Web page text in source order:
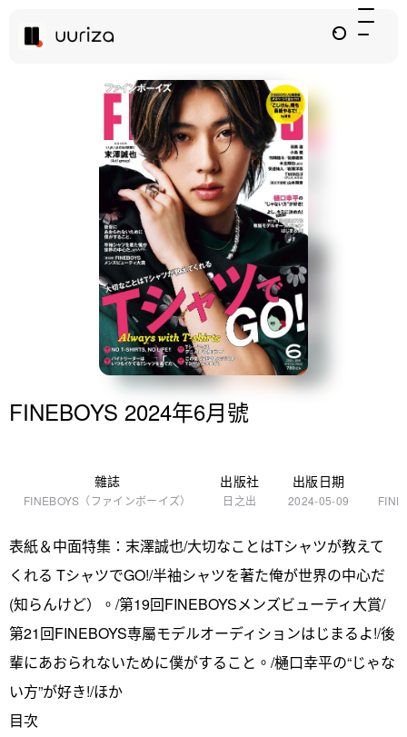
FINEBOYS 2024年6月號
雜誌
FINEBOYS（ファインボーイズ）
出版社
日之出
出版日期
2024-05-09
表紙＆中面特集：末澤誠也/大切なことはTシャツが教えて
くれる TシャツでGO!/半袖シャツを著た俺が世界の中心だ
(知らんけど）。/第19回FINEBOYSメンズビューティ大賞/
第21回FINEBOYS専屬モデルオーディションはじまるよ!/後
輩にあおられないために僕がすること。/樋口幸平の“じゃな
い方”が好き!/ほか
目次